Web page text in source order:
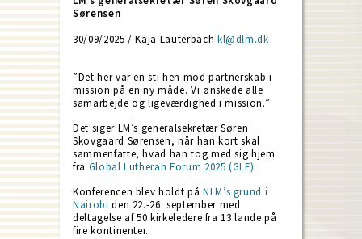
Sørensen
30/09/2025 / Kaja Lauterbach kl@dlm.dk
”Det her var en sti hen mod partnerskab i
mission på en ny måde. Vi ønskede alle
samarbejde og ligeværdighed i mission.”
Det siger LM’s generalsekretær Søren
Skovgaard Sørensen, når han kort skal
sammenfatte, hvad han tog med sig hjem
fra Global Lutheran Forum 2025 (GLF).
Konferencen blev holdt på NLM’s grund i
Nairobi den 22.-26. september med
deltagelse af 50 kirkeledere fra 13 lande på
fire kontinenter.